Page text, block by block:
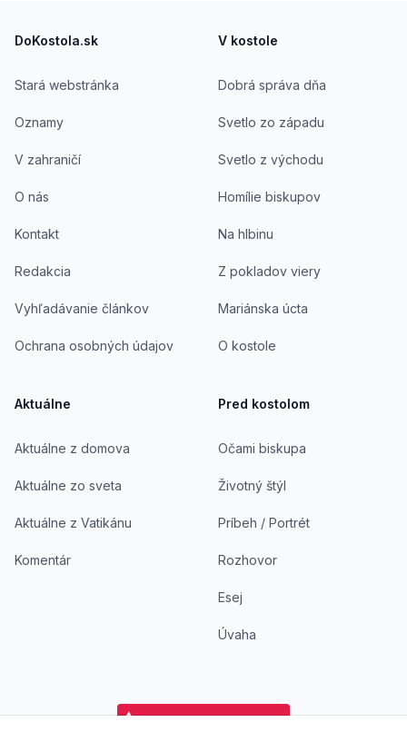
DoKostola.sk
Stará webstránka
Oznamy
V zahraničí
O nás
Kontakt
Redakcia
Vyhľadávanie článkov
Ochrana osobných údajov
Aktuálne
Aktuálne z domova
Aktuálne zo sveta
Aktuálne z Vatikánu
Komentár
V kostole
Dobrá správa dňa
Svetlo zo západu
Svetlo z východu
Homílie biskupov
Na hlbinu
Z pokladov viery
Mariánska úcta
O kostole
Pred kostolom
Očami biskupa
Životný štýl
Príbeh / Portrét
Rozhovor
Esej
Úvaha